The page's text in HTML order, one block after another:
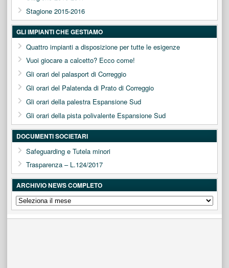
Stagione 2015-2016
GLI IMPIANTI CHE GESTIAMO
Quattro impianti a disposizione per tutte le esigenze
Vuoi giocare a calcetto? Ecco come!
Gli orari del palasport di Correggio
Gli orari del Palatenda di Prato di Correggio
Gli orari della palestra Espansione Sud
Gli orari della pista polivalente Espansione Sud
DOCUMENTI SOCIETARI
Safeguarding e Tutela minori
Trasparenza – L.124/2017
ARCHIVIO NEWS COMPLETO
ARCHIVIO
NEWS
COMPLETO